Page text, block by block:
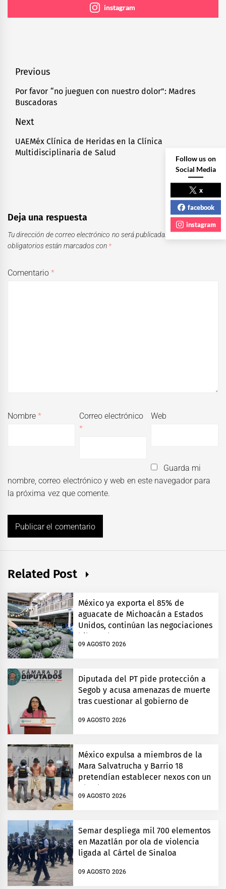
instagram
Navegación
de
entradas
Previous
Previous
post:
Por favor “no jueguen con nuestro dolor”: Madres
Buscadoras
Next
Next
post:
UAEMéx Clínica de Heridas en la Clínica
Multidisciplinaria de Salud
Deja una respuesta
Tu dirección de correo electrónico no será publicada.
Los campos
obligatorios están marcados con *
Comentario*
Nombre*
Correo electrónico
*
Web
Guarda mi
nombre, correo electrónico y web en este navegador para
la próxima vez que comente.
Related Post
México ya exporta el 85% de
aguacate de Michoacán a Estados
Unidos, continúan las negociaciones
bilaterales
09 AGOSTO 2026
Diputada del PT pide protección a
Segob y acusa amenazas de muerte
tras cuestionar al gobierno de
09 AGOSTO 2026
México expulsa a miembros de la
Mara Salvatrucha y Barrio 18
pretendían establecer nexos con un
cártel
09 AGOSTO 2026
Semar despliega mil 700 elementos
en Mazatlán por ola de violencia
ligada al Cártel de Sinaloa
09 AGOSTO 2026
Follow us on
Social Media
x
facebook
instagram